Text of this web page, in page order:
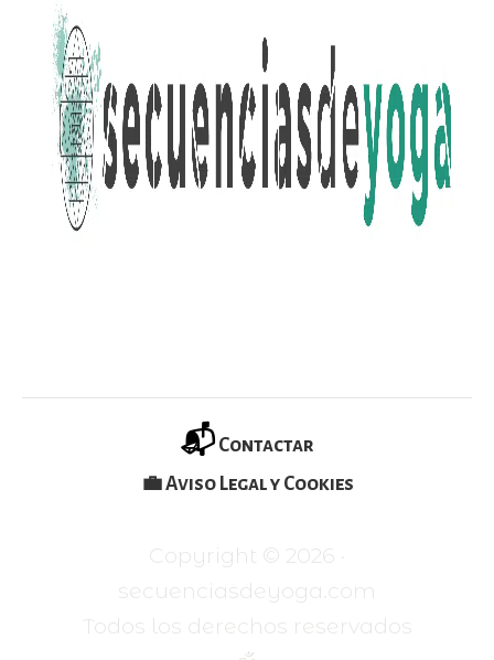
📬Contactar
💼 Aviso Legal y Cookies
Copyright © 2026
secuenciasdeyoga.com
Todos los derechos reservados